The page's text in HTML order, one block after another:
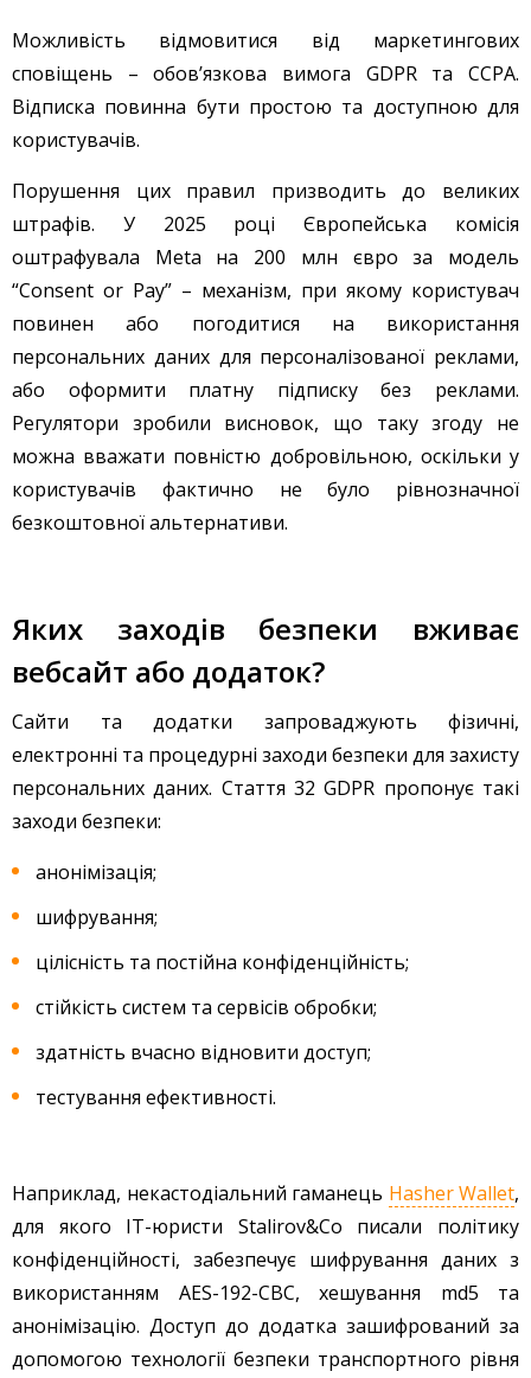
Можливість відмовитися від маркетингових
сповіщень – обов’язкова вимога GDPR та CCPA.
Відписка повинна бути простою та доступною для
користувачів.
Порушення цих правил призводить до великих
штрафів. У 2025 році Європейська комісія
оштрафувала Meta на 200 млн євро за модель
“Consent or Pay” – механізм, при якому користувач
повинен або погодитися на використання
персональних даних для персоналізованої реклами,
або оформити платну підписку без реклами.
Регулятори зробили висновок, що таку згоду не
можна вважати повністю добровільною, оскільки у
користувачів фактично не було рівнозначної
безкоштовної альтернативи.
Яких заходів безпеки вживає
вебсайт або додаток?
Сайти та додатки запроваджують фізичні,
електронні та процедурні заходи безпеки для захисту
персональних даних. Стаття 32 GDPR пропонує такі
заходи безпеки:
анонімізація;
шифрування;
цілісність та постійна конфіденційність;
стійкість систем та сервісів обробки;
здатність вчасно відновити доступ;
тестування ефективності.
Наприклад, некастодіальний гаманець Hasher Wallet,
для якого IT-юристи Stalirov&Co писали політику
конфіденційності, забезпечує шифрування даних з
використанням AES-192-CBC, хешування md5 та
анонімізацію. Доступ до додатка зашифрований за
допомогою технології безпеки транспортного рівня